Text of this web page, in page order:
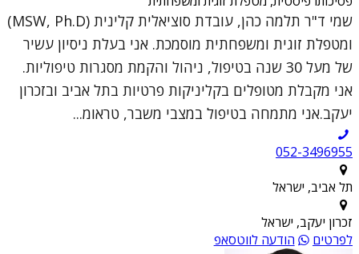
שמי ד"ר תלמה כהן, עובדת סוציאלית קלינית (MSW, Ph.D)
ומטפלת זוגית ומשפחתית מוסמכת. אני בעלת ניסיון עשיר
של מעל 30 שנה בטיפול, ניהול והקמת מסגרות טיפוליות.
אני מקבלת מטופלים בקליניקות פרטיות בתל אביב ובזכרון
יעקב.אני מתמחה בטיפול במצבי משבר, טראומ...
052-3496955
תל אביב, ישראל
זכרון יעקב, ישראל
לפרטים
הודעה לווטסאפ